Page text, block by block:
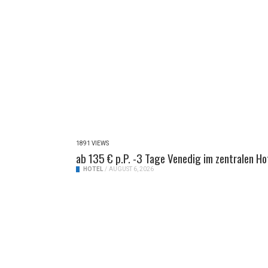
1891 VIEWS
ab 135 € p.P. -3 Tage Venedig im zentralen
HOTEL / AUGUST 6, 2026